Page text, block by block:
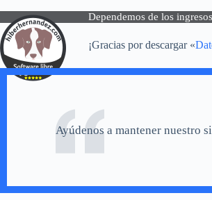
Dependemos de los
¡Gracias por descargar «
Ayúdenos a mantener nuestro